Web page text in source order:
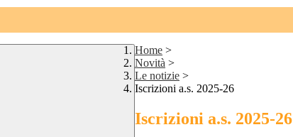
Home >
Novità >
Le notizie >
Iscrizioni a.s. 2025-26
Iscrizioni a.s. 2025-26